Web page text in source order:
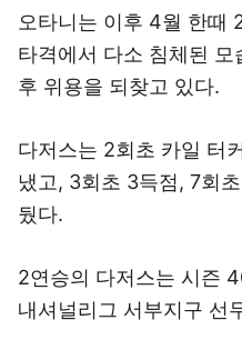
오타니는 이후 4월 한때
타격에서 다소 침체된
후 위용을 되찾고 있다.
다저스는 2회초 카일 터
냈고, 3회초 3득점, 7회
뒀다.
2연승의 다저스는 시즌
내셔널리그 서부지구 선